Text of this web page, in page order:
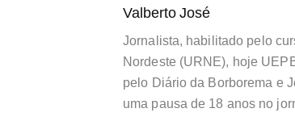
Valberto José
Jornalista, habilitado pelo
Nordeste (URNE), hoje
pelo Diário da Borborema e
uma pausa de 18 anos no